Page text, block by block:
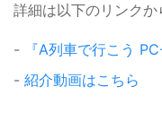
詳細は以下のリンクか
-
『A列車で行こう
- 紹介動画はこちら